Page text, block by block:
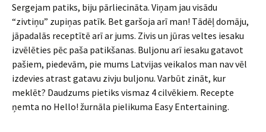
Sergejam patiks, biju pārliecināta. Viņam jau visādu
“zivtiņu” zupiņas patīk. Bet garšoja arī man! Tādēļ domāju,
jāpadalās receptītē arī ar jums. Zivis un jūras veltes iesaku
izvēlēties pēc paša patikšanas. Buljonu arī iesaku gatavot
pašiem, piedevām, pie mums Latvijas veikalos man nav vēl
izdevies atrast gatavu zivju buljonu. Varbūt zināt, kur
meklēt? Daudzums pietiks vismaz 4 cilvēkiem. Recepte
ņemta no Hello! žurnāla pielikuma Easy Entertaining.